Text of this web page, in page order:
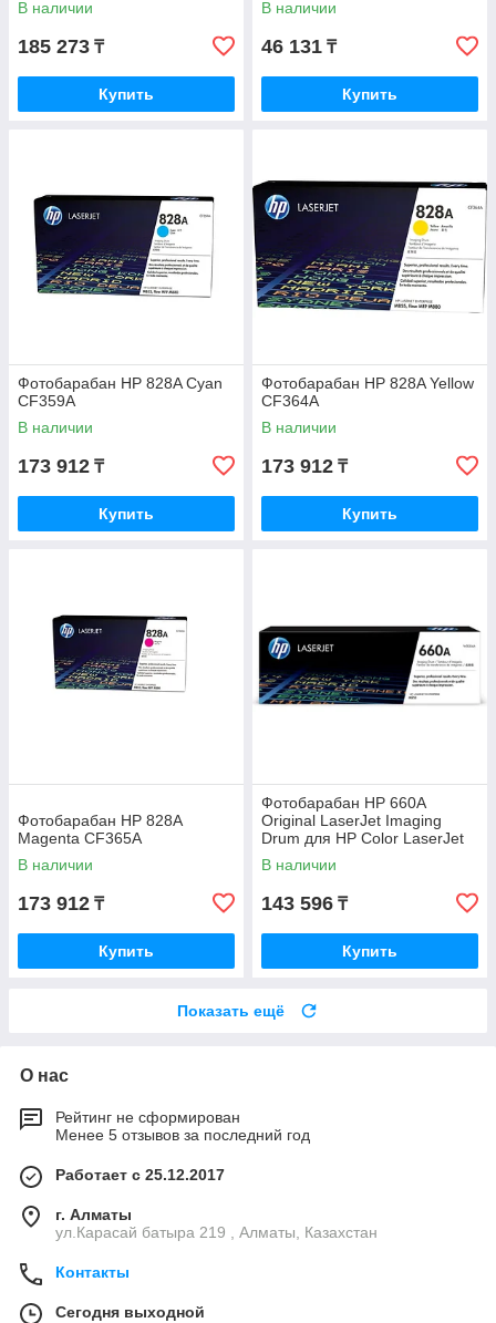
В наличии
185 273 ₸
Купить
В наличии
46 131 ₸
Купить
Фотобарабан HP 828A Cyan
CF359A
В наличии
173 912 ₸
Купить
Фотобарабан HP 828A Yellow
CF364A
В наличии
173 912 ₸
Купить
Фотобарабан HP 828A
Magenta CF365A
В наличии
173 912 ₸
Купить
Фотобарабан HP 660A
Original LaserJet Imaging
Drum для HP Color LaserJet
M751 W2004A
В наличии
143 596 ₸
Купить
Показать ещё
О нас
Рейтинг не сформирован
Менее 5 отзывов за последний год
Работает с 25.12.2017
г. Алматы
ул.Карасай батыра 219 , Алматы, Казахстан
Контакты
Сегодня выходной